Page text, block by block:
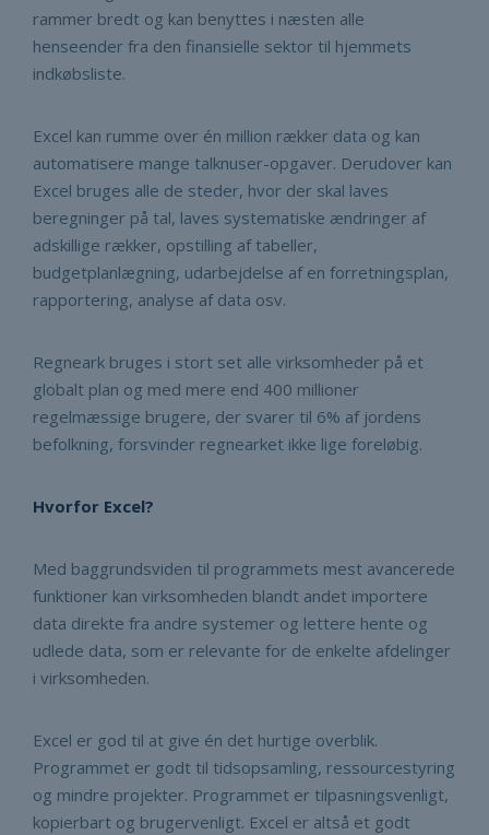
rammer bredt og kan benyttes i næsten alle
henseender fra den finansielle sektor til hjemmets
indkøbsliste.
Excel kan rumme over én million rækker data og kan
automatisere mange talknuser-opgaver. Derudover kan
Excel bruges alle de steder, hvor der skal laves
beregninger på tal, laves systematiske ændringer af
adskillige rækker, opstilling af tabeller,
budgetplanlægning, udarbejdelse af en forretningsplan,
rapportering, analyse af data osv.
Regneark bruges i stort set alle virksomheder på et
globalt plan og med mere end 400 millioner
regelmæssige brugere, der svarer til 6% af jordens
befolkning, forsvinder regnearket ikke lige foreløbig.
Hvorfor Excel?
Med baggrundsviden til programmets mest avancerede
funktioner kan virksomheden blandt andet importere
data direkte fra andre systemer og lettere hente og
udlede data, som er relevante for de enkelte afdelinger
i virksomheden.
Excel er god til at give én det hurtige overblik.
Programmet er godt til tidsopsamling, ressourcestyring
og mindre projekter. Programmet er tilpasningsvenligt,
kopierbart og brugervenligt. Excel er altså et godt